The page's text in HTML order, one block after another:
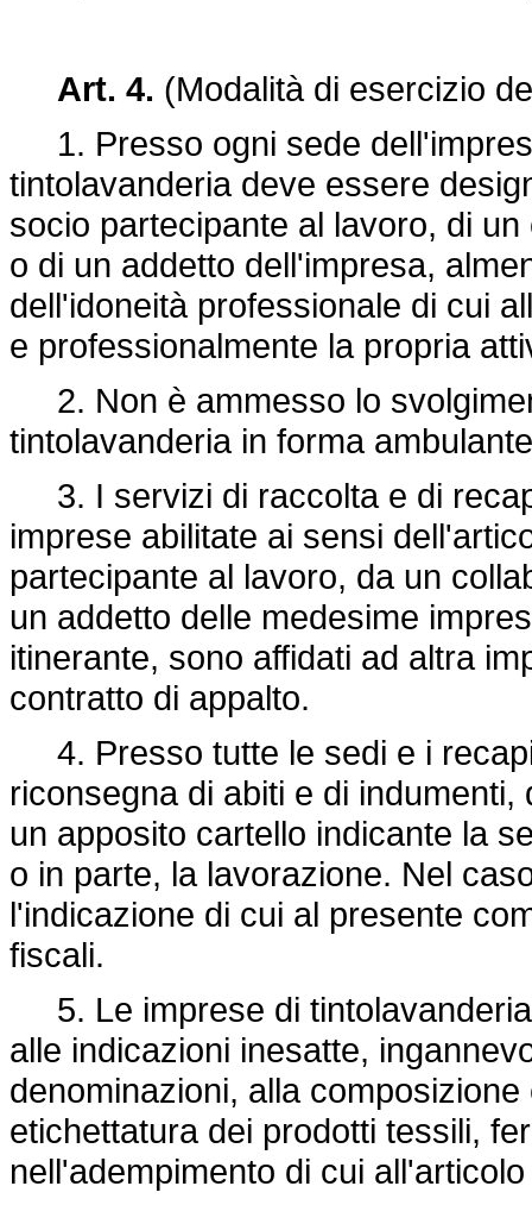
Art. 4. (Modalità di esercizio
1. Presso ogni sede
tintolavanderia deve essere
socio partecipante al lavoro, di
o di un addetto dell'impresa,
dell'idoneità professionale di cui
e professionalmente la propria
2. Non è ammesso lo
tintolavanderia in forma
3. I servizi di raccolta e di
imprese abilitate ai sensi
partecipante al lavoro, da un
un addetto delle medesime
itinerante, sono affidati ad altra
contratto di appalto.
4. Presso tutte le sedi e i
riconsegna di abiti e di
un apposito cartello indicante la
o in parte, la lavorazione. Nel
l'indicazione di cui al presente
fiscali.
5. Le imprese di
alle indicazioni inesatte,
denominazioni, alla
etichettatura dei prodotti tessili,
nell'adempimento di cui